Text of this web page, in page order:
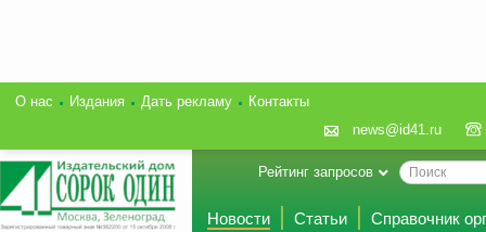
О нас Издания Дать рекламу
Контакты
news@id41.ru
Рейтинг запросов
Новости Статьи
Справочник